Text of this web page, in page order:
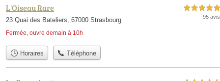
L'Oiseau Rare
23 Quai des Bateliers, 67000 Strasbourg
Fermée, ouvre demain à 10h
5,0 étoiles sur 5
95 avis
Horaires Téléphone